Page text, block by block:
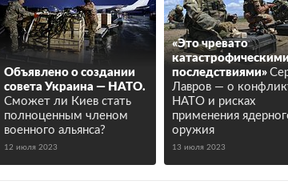
Объявлено о создании
совета Украина — НАТО.
Сможет ли Киев стать
полноценным членом
военного альянса?
12 июля 2023
«Это чревато
последствиями»
Лавров — о
НАТО и рисках
применения
оружия
13 июля 2023